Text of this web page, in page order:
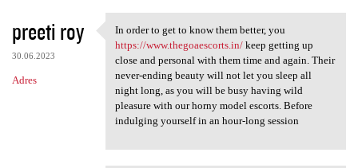
e
preeti roy
30.06.2023
Adres
In order to get to know them
In order to get to know them better, you
https://www.thegoaescorts.in/keep getting up
close and personal with them time and again. Their
never-ending beauty will not let you sleep all
night long, as you will be busy having wild
pleasure with our horny model escorts. Before
indulging yourself in an hour-long session